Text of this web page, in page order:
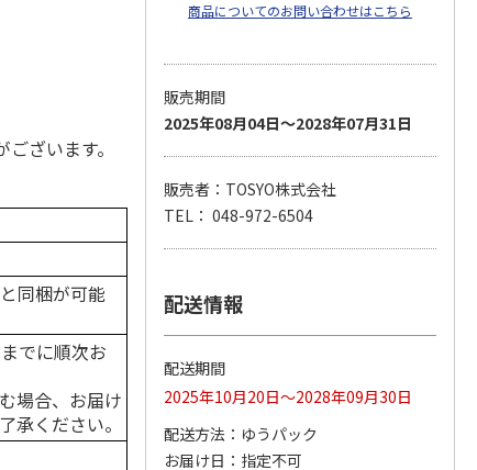
ポムポムプリン30th
ざいます。
同梱が可能
でに順次お
場合、お届け
承ください。
商品についてのお問い合わせはこちら
販売期間
2025年08月04日～2028年07月31日
販売者：TOSYO株式会社
TEL： 048-972-6504
配送情報
配送期間
2025年10月20日～2028年09月30日
配送方法
ゆうパック
お届け日
指定不可